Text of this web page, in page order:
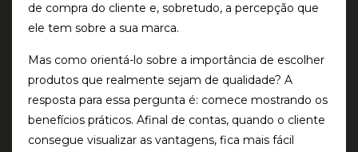
de compra do cliente e, sobretudo, a percepção que
ele tem sobre a sua marca.
Mas como orientá-lo sobre a importância de escolher
produtos que realmente sejam de qualidade? A
resposta para essa pergunta é: comece mostrando os
benefícios práticos. Afinal de contas, quando o cliente
consegue visualizar as vantagens, fica mais fácil